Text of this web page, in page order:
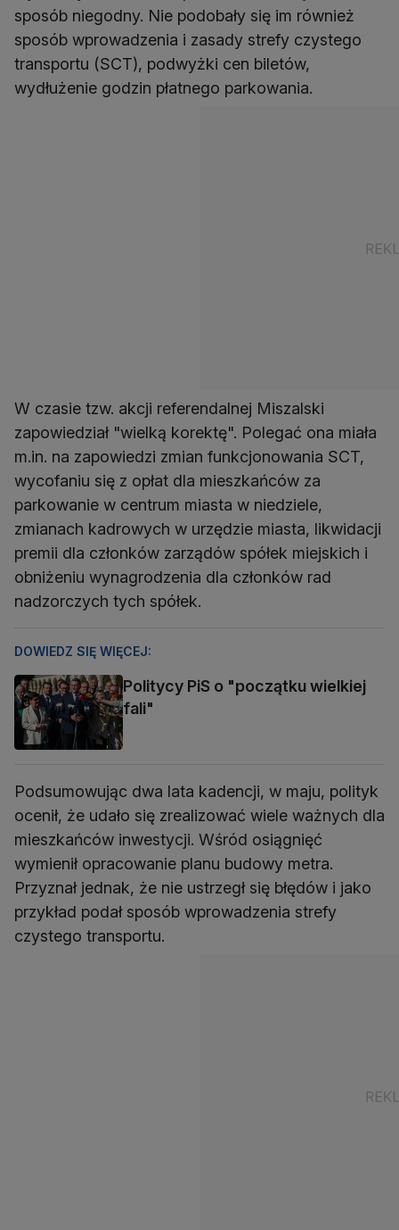
sposób niegodny. Nie podobały się im również
sposób wprowadzenia i zasady strefy czystego
transportu (SCT), podwyżki cen biletów,
wydłużenie godzin płatnego parkowania.
W czasie tzw. akcji referendalnej Miszalski
zapowiedział "wielką korektę". Polegać ona miała
m.in. na zapowiedzi zmian funkcjonowania SCT,
wycofaniu się z opłat dla mieszkańców za
parkowanie w centrum miasta w niedziele,
zmianach kadrowych w urzędzie miasta, likwidacji
premii dla członków zarządów spółek miejskich i
obniżeniu wynagrodzenia dla członków rad
nadzorczych tych spółek.
DOWIEDZ SIĘ WIĘCEJ:
Politycy PiS o "początku wielkiej
fali"
Podsumowując dwa lata kadencji, w maju, polityk
ocenił, że udało się zrealizować wiele ważnych dla
mieszkańców inwestycji. Wśród osiągnięć
wymienił opracowanie planu budowy metra.
Przyznał jednak, że nie ustrzegł się błędów i jako
przykład podał sposób wprowadzenia strefy
czystego transportu.